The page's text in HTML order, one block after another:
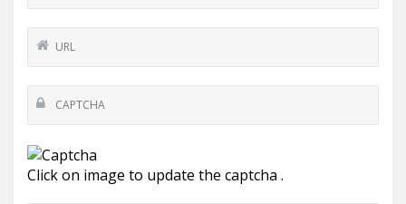
Click on image to update the captcha .